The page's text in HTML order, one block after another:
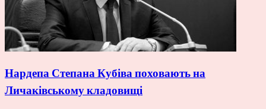
Нардепа Степана Кубіва поховають на
Личаківському кладовищі